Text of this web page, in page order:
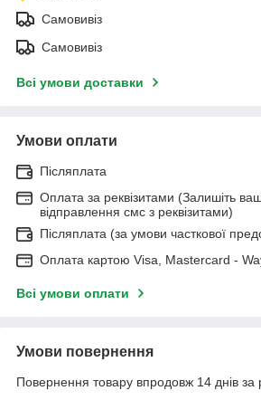
Самовивіз
Самовивіз
Всі умови доставки
Умови оплати
Післяплата
Оплата за реквізитами (Залишіть
відправлення смс з реквізитами)
Післяплата (за умови часткової
Оплата картою Visa, Mastercard -
Всі умови оплати
Умови повернення
Повернення товару впродовж 14 днів за